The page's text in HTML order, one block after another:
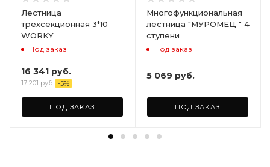
Лестница
трехсекционная 3*10
WORKY
Под заказ
16 341 руб.
17 201руб. -5%
ПОД ЗАКАЗ
Многофункциональная
лестница "МУРОМЕЦ " 4
ступени
Под заказ
5 069 руб.
ПОД ЗАКАЗ